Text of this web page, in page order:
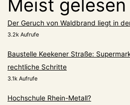
Meist gelesen
Der Geruch von Waldbrand liegt in
3.2k Aufrufe
Baustelle Keekener Straße:
rechtliche Schritte
3.1k Aufrufe
Hochschule Rhein-Metall?